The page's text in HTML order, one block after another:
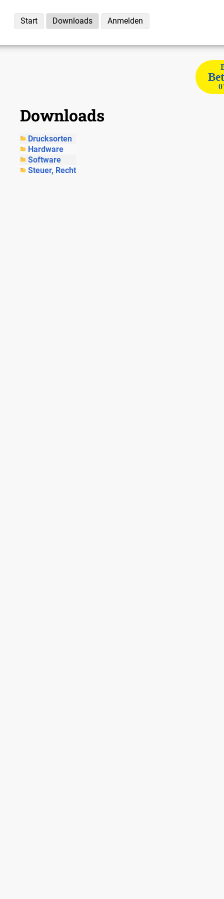
Start Downloads Anmelden
Downloads
Drucksorten
Hardware
Software
Steuer, Recht